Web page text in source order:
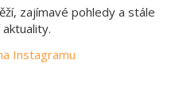
zajímavé pohledy a stále
Instagramu